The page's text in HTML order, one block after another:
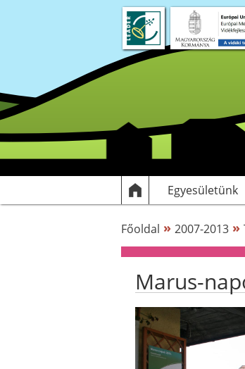
Egyesületünk
Főoldal » 2007-2013 »
Marus-
Rólunk
Dokumentumok
Egyesülethez